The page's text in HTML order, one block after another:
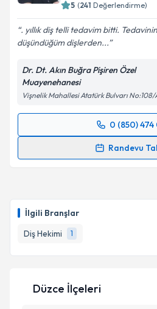
İlgili Branşlar
Diş Hekimi
1
5 (241 Değerlendirme)
. yıllık diş telli tedavim bitti.
düşündüğüm dişlerden...
Dr. Dt. Akın Buğra Pişiren Özel
Muayenehanesi
Vişnelik Mahallesi Atatürk Bulvarı No:108/
0 (850) 474
Randevu
Randevu Takvimi Talebi
E-posta Adresiniz
Kişisel verilerimin
Metni'ni okudum ve
Düzce İlçeleri